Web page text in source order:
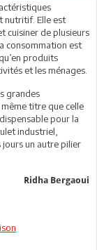
nutritif. Elle est
cuisiner de plusieurs
consommation est
produits
et les ménages.
grandes
titre que celle
pour la
industriel,
jours un autre pilier
Ridha Bergaoui